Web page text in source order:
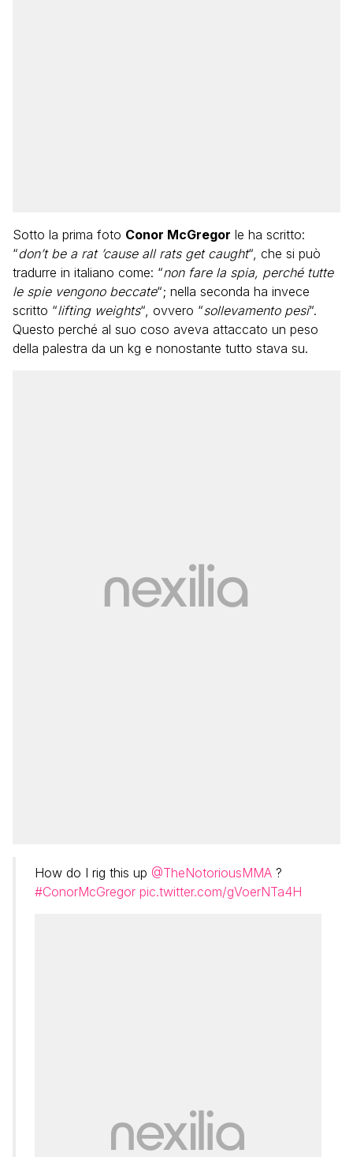
Sotto la prima foto Conor McGregor le ha scritto:
“don’t be a rat ’cause all rats get caught“, che si può
tradurre in italiano come: “non fare la spia, perché tutte
le spie vengono beccate“; nella seconda ha invece
scritto “lifting weights“, ovvero “sollevamento pesi“.
Questo perché al suo coso aveva attaccato un peso
della palestra da un kg e nonostante tutto stava su.
How do I rig this up @TheNotoriousMMA ?
#ConorMcGregor pic.twitter.com/gVoerNTa4H